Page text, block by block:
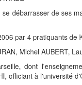
débarrasser de ses
par 4 pratiquants de
Michel AUBERT,
dont
officiant à l'université